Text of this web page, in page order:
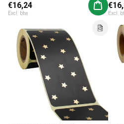
Normale prijs
€16,24
Excl. btw
Aan
Excl.